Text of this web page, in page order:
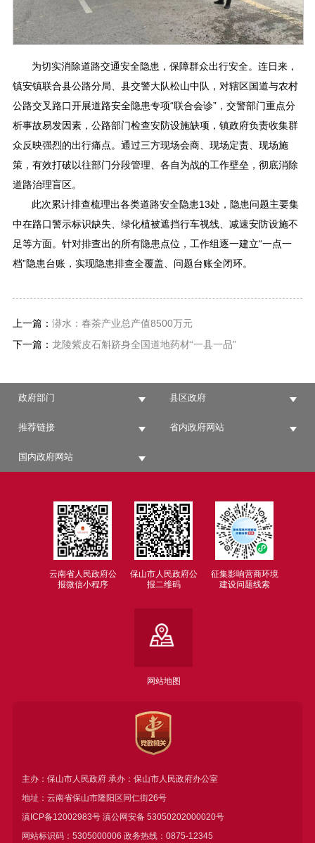
为切实消除道路交通安全隐患，保障群众出行安全。连日来，
镇安镇联合县公路分局、县交警大队松山中队，对辖区国道与农村
公路交叉路口开展道路安全隐患专项“联合会诊”，交警部门重点分
析事故易发因素，公路部门检查安防设施缺项，镇政府负责收集群
众反映强烈的出行痛点。通过三方现场会商、现场定责、现场施
策，有效打破以往部门分段管理、各自为战的工作壁垒，彻底消除
道路治理盲区。
此次累计排查梳理出各类道路安全隐患13处，隐患问题主要集
中在路口警示标识缺失、绿化植被遮挡行车视线、减速安防设施不
足等方面。针对排查出的所有隐患点位，工作组逐一建立“一点一
档”隐患台账，实现隐患排查全覆盖、问题台账全闭环。
上一篇： 漭水：春茶产业总产值8500万元
下一篇： 龙陵紫皮石斛跻身全国道地药材“一县一品”
政府部门 县区政府
推荐链接 省内政府网站
国内政府网站
云南省人民政府公
报微信小程序
保山市人民政府公
报二维码
征集影响营商环境
建设问题线索
网站地图
主办：保山市人民政府 承办：保山市人民政府办公室
地址：云南省保山市隆阳区同仁街26号
滇ICP备12002983号滇公网安备 53050202000020号
网站标识码：5305000006 政务热线：0875-12345